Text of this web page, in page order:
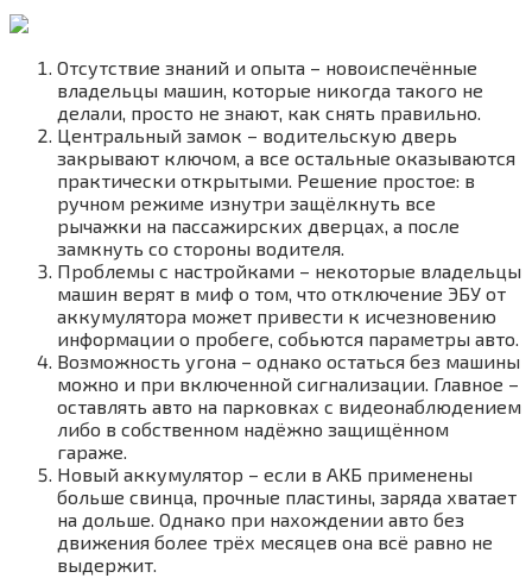
Отсутствие знаний и опыта – новоиспечённые
владельцы машин, которые никогда такого не
делали, просто не знают, как снять правильно.
Центральный замок – водительскую дверь
закрывают ключом, а все остальные оказываются
практически открытыми. Решение простое: в
ручном режиме изнутри защёлкнуть все
рычажки на пассажирских дверцах, а после
замкнуть со стороны водителя.
Проблемы с настройками – некоторые владельцы
машин верят в миф о том, что отключение ЭБУ от
аккумулятора может привести к исчезновению
информации о пробеге, собьются параметры авто.
Возможность угона – однако остаться без машины
можно и при включенной сигнализации. Главное –
оставлять авто на парковках с видеонаблюдением
либо в собственном надёжно защищённом
гараже.
Новый аккумулятор – если в АКБ применены
больше свинца, прочные пластины, заряда хватает
на дольше. Однако при нахождении авто без
движения более трёх месяцев она всё равно не
выдержит.